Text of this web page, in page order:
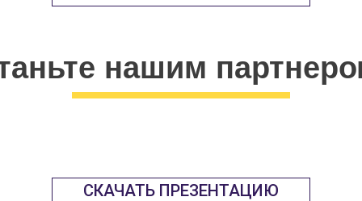
нашим
СКАЧАТЬ ПРЕЗЕНТАЦИЮ